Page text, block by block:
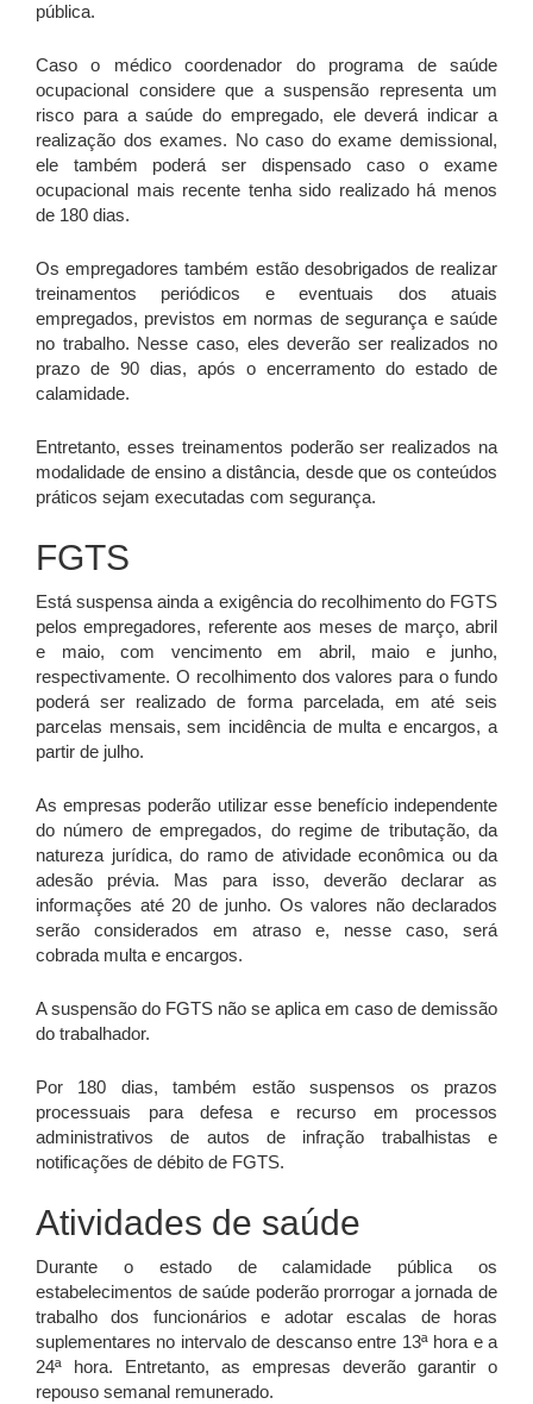
pública.
Caso o médico coordenador do programa de saúde
ocupacional considere que a suspensão representa um
risco para a saúde do empregado, ele deverá indicar a
realização dos exames. No caso do exame demissional,
ele também poderá ser dispensado caso o exame
ocupacional mais recente tenha sido realizado há menos
de 180 dias.
Os empregadores também estão desobrigados de realizar
treinamentos periódicos e eventuais dos atuais
empregados, previstos em normas de segurança e saúde
no trabalho. Nesse caso, eles deverão ser realizados no
prazo de 90 dias, após o encerramento do estado de
calamidade.
Entretanto, esses treinamentos poderão ser realizados na
modalidade de ensino a distância, desde que os conteúdos
práticos sejam executadas com segurança.
FGTS
Está suspensa ainda a exigência do recolhimento do FGTS
pelos empregadores, referente aos meses de março, abril
e maio, com vencimento em abril, maio e junho,
respectivamente. O recolhimento dos valores para o fundo
poderá ser realizado de forma parcelada, em até seis
parcelas mensais, sem incidência de multa e encargos, a
partir de julho.
As empresas poderão utilizar esse benefício independente
do número de empregados, do regime de tributação, da
natureza jurídica, do ramo de atividade econômica ou da
adesão prévia. Mas para isso, deverão declarar as
informações até 20 de junho. Os valores não declarados
serão considerados em atraso e, nesse caso, será
cobrada multa e encargos.
A suspensão do FGTS não se aplica em caso de demissão
do trabalhador.
Por 180 dias, também estão suspensos os prazos
processuais para defesa e recurso em processos
administrativos de autos de infração trabalhistas e
notificações de débito de FGTS.
Atividades de saúde
Durante o estado de calamidade pública os
estabelecimentos de saúde poderão prorrogar a jornada de
trabalho dos funcionários e adotar escalas de horas
suplementares no intervalo de descanso entre 13ª hora e a
24ª hora. Entretanto, as empresas deverão garantir o
repouso semanal remunerado.